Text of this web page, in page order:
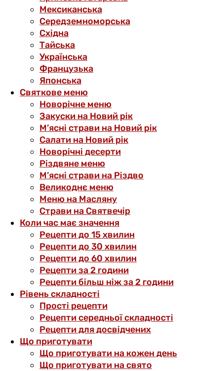
Мексиканська
Середземноморська
Східна
Тайська
Українська
Французька
Японська
Святкове меню
Новорічне меню
Закуски на Новий рік
М’ясні страви на Новий рік
Салати на Новий рік
Новорічні десерти
Різдвяне меню
М’ясні страви на Різдво
Великоднє меню
Меню на Масляну
Страви на Святвечір
Коли час має значення
Рецепти до 15 хвилин
Рецепти до 30 хвилин
Рецепти до 60 хвилин
Рецепти за 2 години
Рецепти більш ніж за 2 години
Рівень складності
Прості рецепти
Рецепти середньої складності
Рецепти для досвідчених
Що приготувати
Що приготувати на кожен день
Що приготувати на свято